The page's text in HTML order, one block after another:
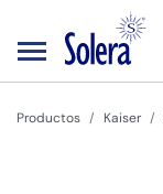
Productos Kaiser